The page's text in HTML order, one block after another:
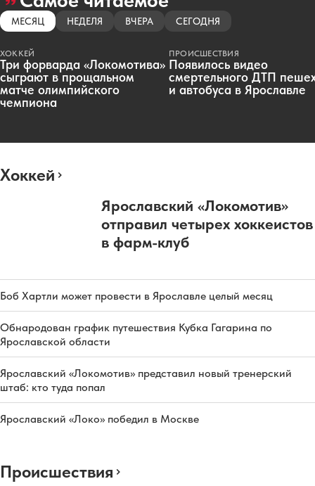
МЕСЯЦ НЕДЕЛЯ ВЧЕРА СЕГОДНЯ
ХОККЕЙ
Три форварда «Локомотива»
сыграют в прощальном
матче олимпийского
чемпиона
ПРОИСШЕСТВИЯ
Появилось видео
смертельного ДТП
и автобуса в Ярославле
Хоккей
Ярославский «Локомотив»
отправил четырех хоккеистов
в фарм-клуб
Боб Хартли может провести в Ярославле целый месяц
Обнародован график путешествия Кубка Гагарина по
Ярославской области
Ярославский «Локомотив» представил новый тренерский
штаб: кто туда попал
Ярославский «Локо» победил в Москве
Происшествия